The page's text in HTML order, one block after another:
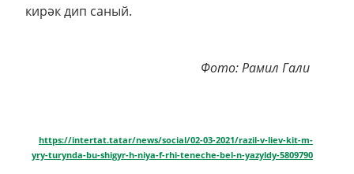
кирәк дип саный.
Фото: Рамил Гали
https://intertat.tatar/news/social/02-03-2021/razil-v-liev-kit-m-
yry-turynda-bu-shigyr-h-niya-f-rhi-teneche-bel-n-yazyldy-5809790